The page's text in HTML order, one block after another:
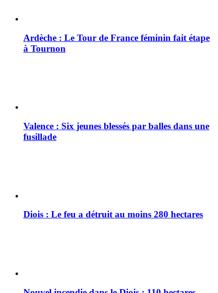
Ardèche : Le Tour de France féminin fait étape
à Tournon
Valence : Six jeunes blessés par balles dans une
fusillade
Diois : Le feu a détruit au moins 280 hectares